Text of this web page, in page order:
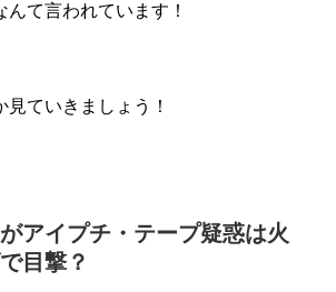
んて言われています！
ていきましょう！
アイプチ・テープ疑惑は火
目撃？